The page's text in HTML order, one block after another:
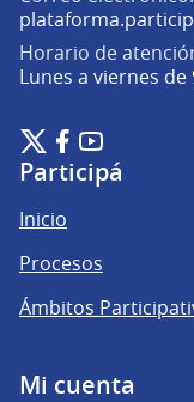
Horario de
Lunes a viernes de
Plataforma de
(Enlace externo)
Plataforma de
(Enlace externo)
Plataforma
(Enlace externo)
Participá
Inicio
Procesos
Ámbitos
Mi cuenta